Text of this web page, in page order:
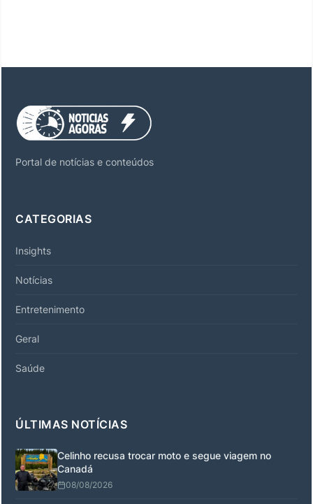
Portal de notícias e conteúdos
CATEGORIAS
Insights
Notícias
Entretenimento
Geral
Saúde
ÚLTIMAS NOTÍCIAS
Celinho recusa trocar moto e segue viagem no
Canadá
08/08/2026